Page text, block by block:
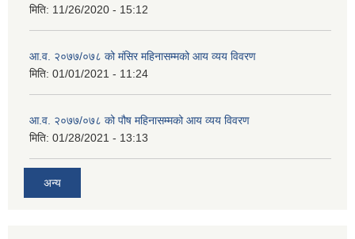
मिति: 11/26/2020 - 15:12
आ.व. २०७७/०७८ को मंसिर महिनासम्मको आय व्यय विवरण
मिति: 01/01/2021 - 11:24
आ.व. २०७७/०७८ को पौष महिनासम्मको आय व्यय विवरण
मिति: 01/28/2021 - 13:13
अन्य